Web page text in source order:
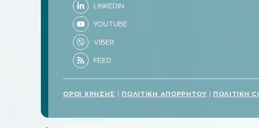
ΟΡΟΙ ΧΡΗΣΗΣ ΠΟΛΙΤΙΚΗ ΑΠΟΡΡΗΤΟΥ ΠΟΛΙΤΙΚΗ